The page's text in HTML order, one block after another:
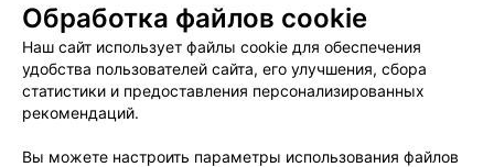
Медицинский маркетинг
Публичный договор
Пользовательское соглашение
Способы оплаты
Вакансии
Партнеры
Написать руководителю 103.by
Обработка файлов cookie
Наш сайт использует файлы cookie для обеспечения
удобства пользователей сайта, его улучшения, сбора
статистики и предоставления персонализированных
рекомендаций.
Вы можете настроить параметры использования файлов